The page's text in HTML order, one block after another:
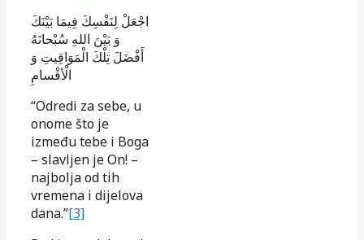
اجْعَلْ لِنَفْسِكَ فِيمَا بَيْنَكَ
وَ بَيْنَ اللهِ سُبْحانَهُ
أَفْضَلَ تِلْكَ الْمَوَاقِيتِ وَ
الْأقْسامِ
“Odredi za sebe, u
onome što je
između tebe i Boga
– slavljen je On! –
najbolja od tih
vremena i dijelova
dana.”[3]